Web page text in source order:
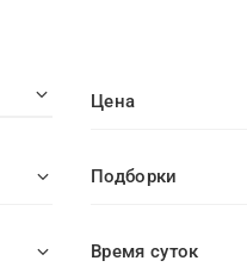
Цена
Подборки
Время суток